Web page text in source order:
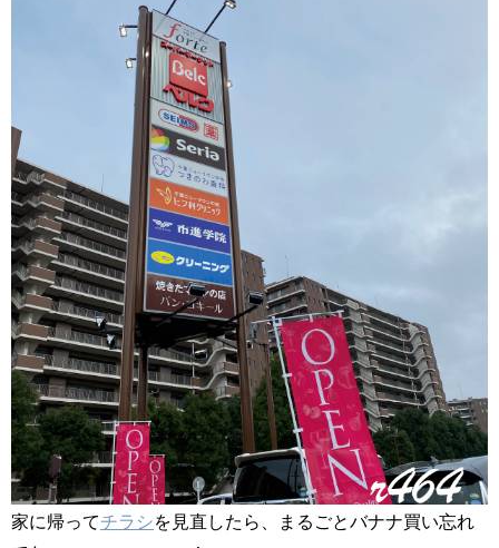
家に帰ってチラシを見直したら、まるごとバナナ買い忘れ